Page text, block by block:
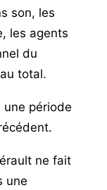
son, les
les agents
du
total.
une période
ne fait
une